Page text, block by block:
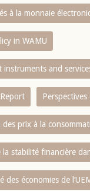
à la monnaie
in WAMU
instruments and
prix à la
la stabilité financière
économies de